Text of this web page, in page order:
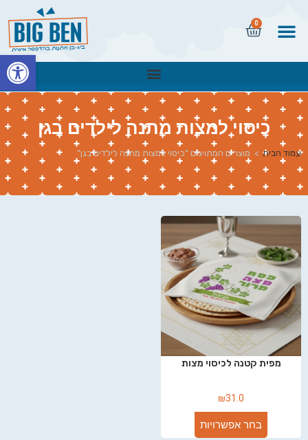
0
כיסוי למצות מתנה לילדים בגן
עמוד הבית > מוצרים המתויגים “כיסוי למצות מתנה לילדים בגן”
מפית קטנה לכיסוי מצות
₪31.0
בחר אפשרויות